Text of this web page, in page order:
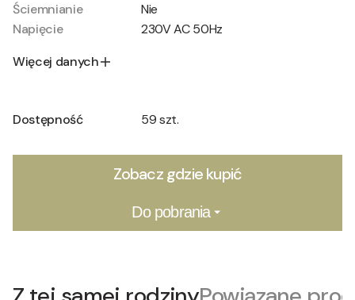
Ściemnianie
Nie
Napięcie
230V AC 50Hz
Więcej danych
Dostępność 59 szt.
Zobacz gdzie kupić
Do pobrania